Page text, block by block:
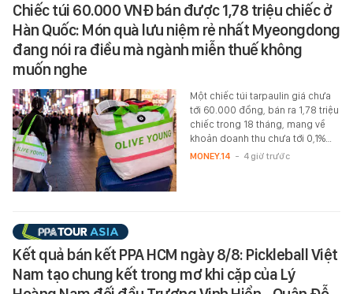
Chiếc túi 60.000 VNĐ bán được 1,78 triệu chiếc ở
Hàn Quốc: Món quà lưu niệm rẻ nhất Myeongdong
đang nói ra điều mà ngành miễn thuế không
muốn nghe
Một chiếc túi tarpaulin giá chưa
tới 60.000 đồng, bán ra 1,78 triệu
chiếc trong 18 tháng, mang về
khoản doanh thu chưa tới 0,1%…
MONEY.14 - 4 giờ trước
Kết quả bán kết PPA HCM ngày 8/8: Pickleball Việt
Nam tạo chung kết trong mơ khi cặp của Lý